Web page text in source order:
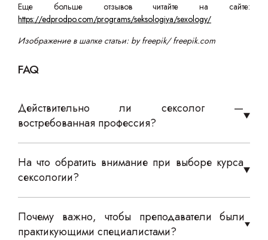
Еще больше отзывов читайте на сайте:
https://edprodpo.com/programs/seksologiya/sexology/
Изображение в шапке статьи: by freepik/ freepik.com
FAQ
Действительно ли сексолог —
востребованная профессия?
На что обратить внимание при выборе курса
сексологии?
Почему важно, чтобы преподаватели были
практикующими специалистами?